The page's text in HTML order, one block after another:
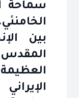
سماحة
بين